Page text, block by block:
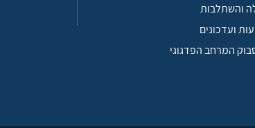
והשתלבות
ועדכונים
המרחב הפדגוגי